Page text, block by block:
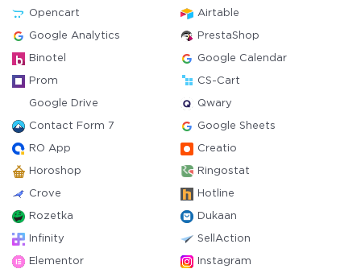
Opencart Airtable
Google Analytics PrestaShop
Binotel Google Calendar
Prom CS-Cart
Google Drive Qwary
Contact Form 7 Google Sheets
RO App Creatio
Horoshop Ringostat
Crove Hotline
Rozetka Dukaan
Infinity SellAction
Elementor Instagram